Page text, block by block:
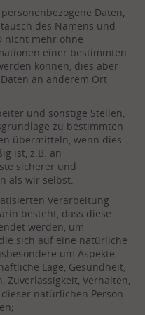
Daten,
des Namens und
nicht mehr ohne
einer bestimmten
können, dies aber
an anderem Ort
und sonstige Stellen,
zu bestimmten
übermitteln, wenn dies
ist, z.B. an
sicherer und
als wir selbst.
Verarbeitung
besteht, dass diese
werden, um
sich auf eine natürliche
um Aspekte
Lage, Gesundheit,
Zuverlässigkeit, Verhalten,
natürlichen Person